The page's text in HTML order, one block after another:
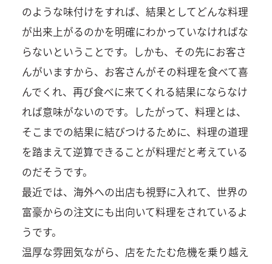
のような味付けをすれば、結果としてどんな料理
が出来上がるのかを明確にわかっていなければな
らないということです。しかも、その先にお客さ
んがいますから、お客さんがその料理を食べて喜
んでくれ、再び食べに来てくれる結果にならなけ
れば意味がないのです。したがって、料理とは、
そこまでの結果に結びつけるために、料理の道理
を踏まえて逆算できることが料理だと考えている
のだそうです。
最近では、海外への出店も視野に入れて、世界の
富豪からの注文にも出向いて料理をされているよ
うです。
温厚な雰囲気ながら、店をたたむ危機を乗り越え